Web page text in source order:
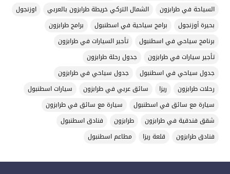
السياحة في طرابزون
الشمال التركي خريطة طرابزون بالعربي
اوزنجول
بحيرة أوزنجول
برامج سياحية في اسطنبول
برامج طرابزون
برنامج سياحي في اسطنبول
تأجير السيارات في طرابزون
تأجير سيارات في طرابزون
جدول رحلة طرابزون
جدول سياحي في اسطنبول
جدول سياحي في طرابزون
رحلات طرابزون
ريزا سائق عربي في طرابزون
سيارات اسطنبول
سيارة مع سائق في اسطنبول
سيارة مع سائق في طرابزون
شقق فندقية في طرابزون
طرابزون
فنادق اسطنبول
فنادق طرابزون
قلعة ريزا مطاعم اسطنبول